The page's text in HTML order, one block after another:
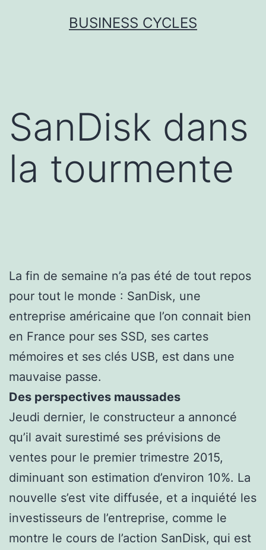
BUSINESS CYCLES
SanDisk dans
la tourmente
La fin de semaine n’a pas été de tout repos
pour tout le monde : SanDisk, une
entreprise américaine que l’on connait bien
en France pour ses SSD, ses cartes
mémoires et ses clés USB, est dans une
mauvaise passe.
Des perspectives maussades
Jeudi dernier, le constructeur a annoncé
qu’il avait surestimé ses prévisions de
ventes pour le premier trimestre 2015,
diminuant son estimation d’environ 10%. La
nouvelle s’est vite diffusée, et a inquiété les
investisseurs de l’entreprise, comme le
montre le cours de l’action SanDisk, qui est